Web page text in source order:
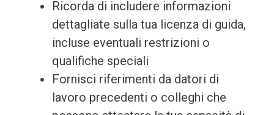
Ricorda di includere informazioni
dettagliate sulla tua licenza di guida,
incluse eventuali restrizioni o
qualifiche speciali
Fornisci riferimenti da datori di
lavoro precedenti o colleghi che